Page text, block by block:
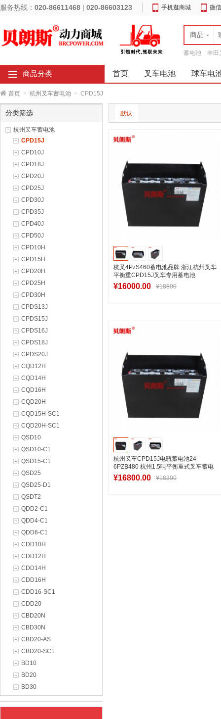
服务热线： 020-86611468 | 020-86603123 手机逛商城 微
商品
蓄电池 丰田
商品分类 首页 叉车电池 球车电
首页 > 杭州叉车蓄电池 > CPD15J
分类筛选
杭州叉车蓄电池
CPD15J
CPD10J
CPD18J
CPD20J
CPD25J
CPD30J
CPD35J
CPD40J
CPD50J
CPD10H
CPD15H
CPD20H
CPD25H
CPD30H
CPDS13J
CPDS15J
CPDS16J
CPDS18J
CPDS20J
CQD12H
CQD14H
CQD16H
CQD20H
CQD15H-SC1
CQD20H-SC1
QSD10
QSD10-C1
QSD15-C1
QSD25
QSD25-D1
QSDT2
QDD2-C1
QDD4-C1
QDD6-C1
CDD10H
CDD12H
CDD14H
CDD16H
CDD16-SC1
CDD20
CBD20N
CBD30N
CBD20-AS
CBD20-SC1
BD10
BD20
BD30
默认
杭叉4PzS460蓄电池品牌 浙江杭州叉车
平衡重CPD15J叉车专用蓄电池
48V460Ah品牌排名
¥16000.00 ¥18800
杭州叉车CPD15J电瓶蓄电池24-
6PZB480 杭州1.5吨平衡重式叉车蓄电
池48V480Ah
¥16800.00 ¥18300